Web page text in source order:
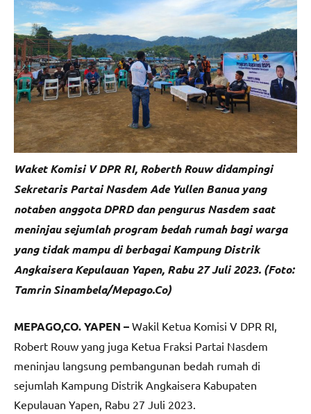
Waket Komisi V DPR RI, Roberth Rouw didampingi
Sekretaris Partai Nasdem Ade Yullen Banua yang
notaben anggota DPRD dan pengurus Nasdem saat
meninjau sejumlah program bedah rumah bagi warga
yang tidak mampu di berbagai Kampung Distrik
Angkaisera Kepulauan Yapen, Rabu 27 Juli 2023. (Foto:
Tamrin Sinambela/Mepago.Co)
MEPAGO,CO. YAPEN – Wakil Ketua Komisi V DPR RI,
Robert Rouw yang juga Ketua Fraksi Partai Nasdem
meninjau langsung pembangunan bedah rumah di
sejumlah Kampung Distrik Angkaisera Kabupaten
Kepulauan Yapen, Rabu 27 Juli 2023.